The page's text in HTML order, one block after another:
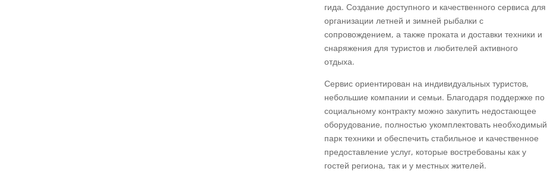
гида. Создание доступного и качественного сервиса для
организации летней и зимней рыбалки с
сопровождением, а также проката и доставки техники и
снаряжения для туристов и любителей активного
отдыха.
Сервис ориентирован на индивидуальных туристов,
небольшие компании и семьи. Благодаря поддержке по
социальному контракту можно закупить недостающее
оборудование, полностью укомплектовать необходимый
парк техники и обеспечить стабильное и качественное
предоставление услуг, которые востребованы как у
гостей региона, так и у местных жителей.